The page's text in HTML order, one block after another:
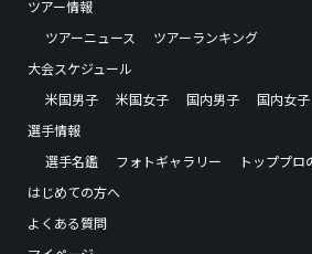
ツアー情報
ツアーニュース
ツアーランキング
大会スケジュール
米国男子
米国女子 国内男子
国内女子
選手情報
選手名鑑
フォトギャラリー
トッププロ
はじめての方へ
よくある質問